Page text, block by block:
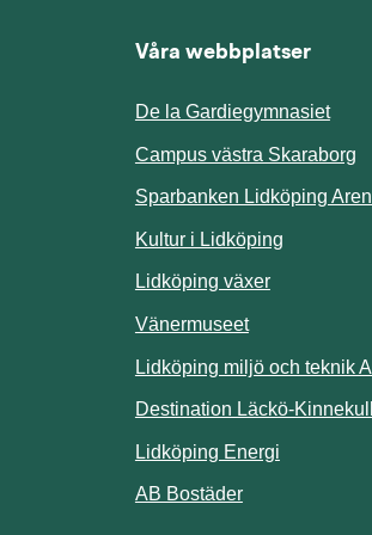
annan webbplats.
annan webbplats.
annan webbplats.
Våra webbplatser
De la Gardiegymnasiet
Campus västra Skaraborg
Sparbanken Lidköping
Kultur i Lidköping
Lidköping växer
Vänermuseet
Lidköping miljö och teknik
Destination Läckö-
Lidköping EnergiLänk till
AB BostäderLänk till annan